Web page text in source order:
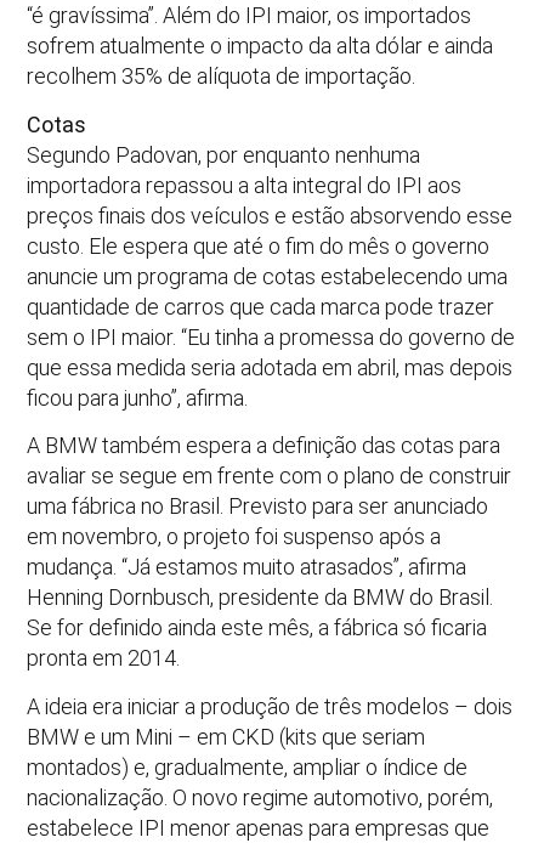
“é gravíssima”. Além do IPI maior, os importados
sofrem atualmente o impacto da alta dólar e ainda
recolhem 35% de alíquota de importação.
Cotas
Segundo Padovan, por enquanto nenhuma
importadora repassou a alta integral do IPI aos
preços finais dos veículos e estão absorvendo esse
custo. Ele espera que até o fim do mês o governo
anuncie um programa de cotas estabelecendo uma
quantidade de carros que cada marca pode trazer
sem o IPI maior. “Eu tinha a promessa do governo de
que essa medida seria adotada em abril, mas depois
ficou para junho”, afirma.
A BMW também espera a definição das cotas para
avaliar se segue em frente com o plano de construir
uma fábrica no Brasil. Previsto para ser anunciado
em novembro, o projeto foi suspenso após a
mudança. “Já estamos muito atrasados”, afirma
Henning Dornbusch, presidente da BMW do Brasil.
Se for definido ainda este mês, a fábrica só ficaria
pronta em 2014.
A ideia era iniciar a produção de três modelos – dois
BMW e um Mini – em CKD (kits que seriam
montados) e, gradualmente, ampliar o índice de
nacionalização. O novo regime automotivo, porém,
estabelece IPI menor apenas para empresas que